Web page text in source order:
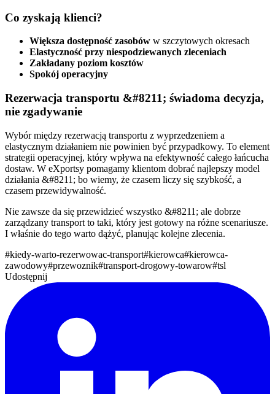
Co zyskają klienci?
Większa dostępność zasobów w szczytowych okresach
Elastyczność przy niespodziewanych zleceniach
Zakładany poziom kosztów
Spokój operacyjny
Rezerwacja transportu &#8211; świadoma decyzja,
nie zgadywanie
Wybór między rezerwacją transportu z wyprzedzeniem a
elastycznym działaniem nie powinien być przypadkowy. To element
strategii operacyjnej, który wpływa na efektywność całego łańcucha
dostaw. W eXportsy pomagamy klientom dobrać najlepszy model
działania &#8211; bo wiemy, że czasem liczy się szybkość, a
czasem przewidywalność.
Nie zawsze da się przewidzieć wszystko &#8211; ale dobrze
zarządzany transport to taki, który jest gotowy na różne scenariusze.
I właśnie do tego warto dążyć, planując kolejne zlecenia.
#kiedy-warto-rezerwowac-transport#kierowca#kierowca-
zawodowy#przewoznik#transport-drogowy-towarow#tsl
Udostępnij